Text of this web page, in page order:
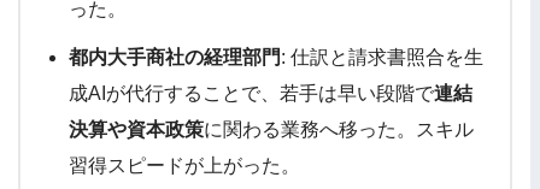
った。
都内大手商社の経理部門: 仕訳と請求書照合を生
成AIが代行することで、若手は早い段階で連結
決算や資本政策に関わる業務へ移った。スキル
習得スピードが上がった。